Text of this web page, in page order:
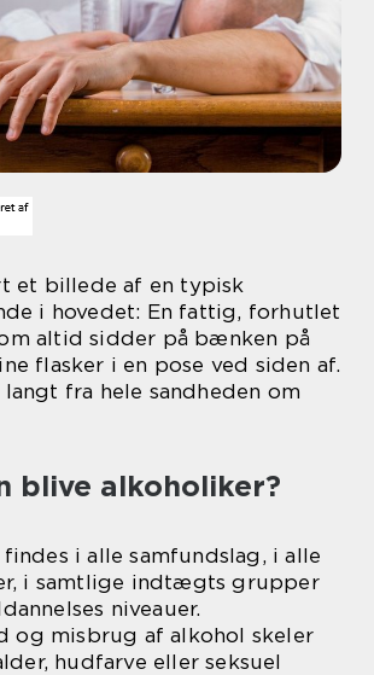
et billede af en typisk
i hovedet: En fattig, forhutlet
altid sidder på bænken på
flasker i en pose ved siden af.
fra hele sandheden om
blive alkoholiker?
i alle samfundslag, i alle
i samtlige indtægts grupper
niveauer.
og misbrug af alkohol skeler
hudfarve eller seksuel